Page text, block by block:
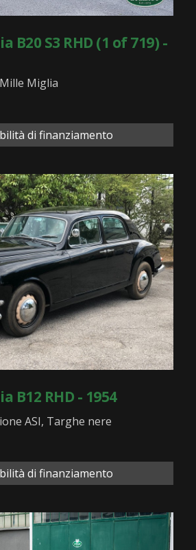
B20 S3 RHD (1 of 719) -
Miglia
di finanziamento
B12 RHD - 1954
ASI, Targhe nere
di finanziamento